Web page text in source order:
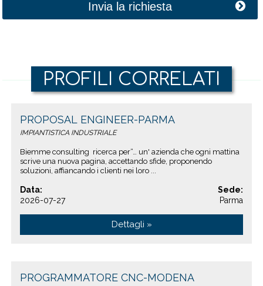
Invia la richiesta
PROFILI CORRELATI
PROPOSAL ENGINEER-PARMA
IMPIANTISTICA INDUSTRIALE
Biemme consulting ricerca per“… un' azienda che ogni mattina
scrive una nuova pagina, accettando sfide, proponendo
soluzioni, affiancando i clienti nei loro ...
Data:
2026-07-27
Sede:
Parma
Dettagli »
PROGRAMMATORE CNC-MODENA